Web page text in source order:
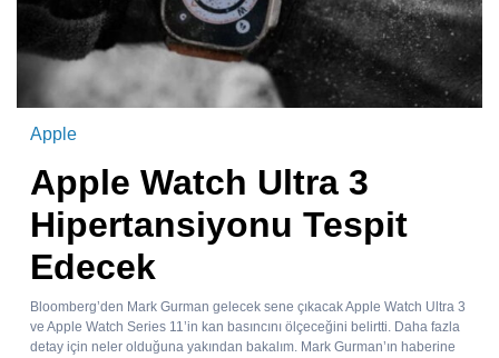
Apple
Apple Watch Ultra 3
Hipertansiyonu Tespit
Edecek
Bloomberg’den Mark Gurman gelecek sene çıkacak Apple Watch Ultra 3
ve Apple Watch Series 11’in kan basıncını ölçeceğini belirtti. Daha fazla
detay için neler olduğuna yakından bakalım. Mark Gurman’ın haberine